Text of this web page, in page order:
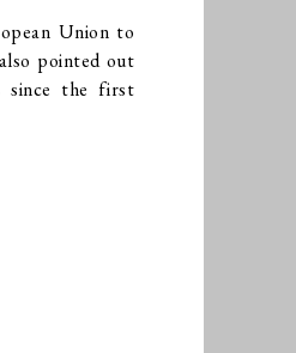
Union to
pointed out
since the first